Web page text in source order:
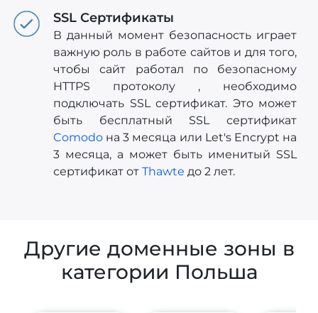
SSL Сертификаты
В данный момент безопасность играет
важную роль в работе сайтов и для того,
чтобы сайт работал по безопасному
HTTPS протоколу , необходимо
подключать SSL сертификат. Это может
быть бесплатный SSL сертификат
Comodo на 3 месяца или Let's Encrypt на
3 месяца, а может быть именитый SSL
сертификат от Thawte до 2 лет.
Другие доменные зоны в
категории Польша